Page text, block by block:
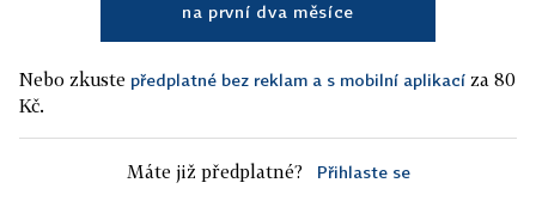
na první dva měsíce
Nebo zkuste předplatné bez reklam a s mobilní aplikací za 80
Kč.
Máte již předplatné? Přihlaste se